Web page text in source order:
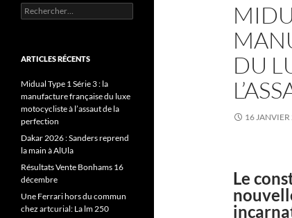
DU
16
Le
Rechercher :
ARTICLES RÉCENTS
Midual Type 1 Série 3 : la
manufacture française du luxe
motocycliste à l’assaut de la
perfection
Dakar 2026 : Sanders reprend
la main à AlUla
Résultats Vente Bonhams 16
décembre
Une Ferrari hors du commun
chez artcurial: La lm 250